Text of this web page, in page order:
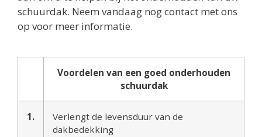
schuurdak. Neem vandaag nog contact met ons
op voor meer informatie.
Voordelen van een goed onderhouden
schuurdak
1.
Verlengt de levensduur van de
dakbedekking